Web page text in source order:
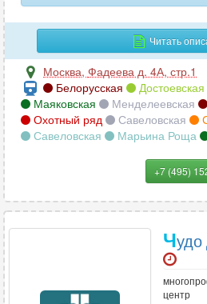
двух челюстей
желудка
желчного пузыря
зубов
КЛКТ ВНЧС (височно-
коленного сустава
Читать
Москва, Фадеева д. 4А, стр.1
Белорусская
Достоевская
Маяковская
Менделеевская
Охотный ряд
Савеловская
Савеловская
Марьина Роща
+7 (495)
Чудо
центр